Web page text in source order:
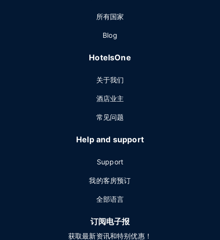
所有国家
Blog
HotelsOne
关于我们
酒店业主
常见问题
Help and support
Support
我的客房预订
全部语言
订阅电子报
获取最新资讯和特别优惠！